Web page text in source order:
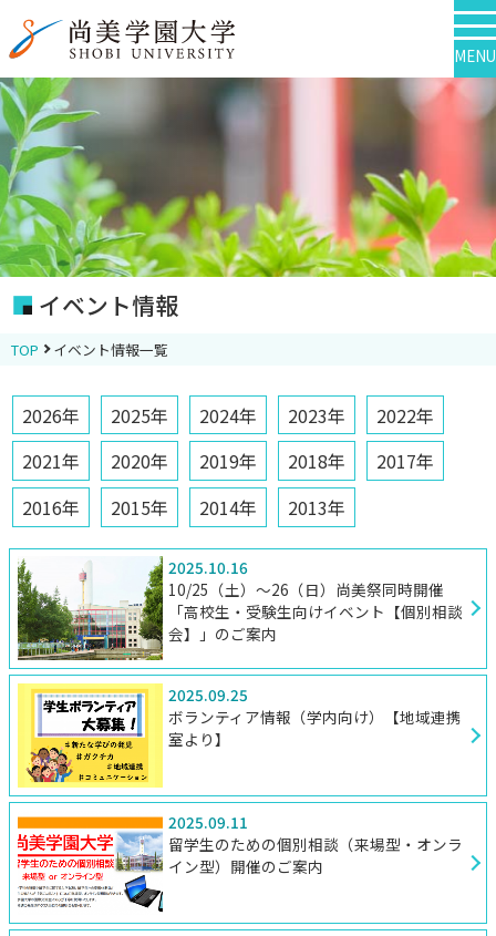
MENU
イベント情報
TOP イベント情報一覧
2026年 2025年 2024年 2023年
2022年
2021年
2020年 2019年 2018年
2017年
2016年
2015年 2014年 2013年
2025.10.16
10/25（土）～26（日）尚美祭同時開催
「高校生・受験生向けイベント【個別相談
会】」のご案内
2025.09.25
ボランティア情報（学内向け）【地域連携
室より】
2025.09.11
留学生のための個別相談（来場型・オンラ
イン型）開催のご案内